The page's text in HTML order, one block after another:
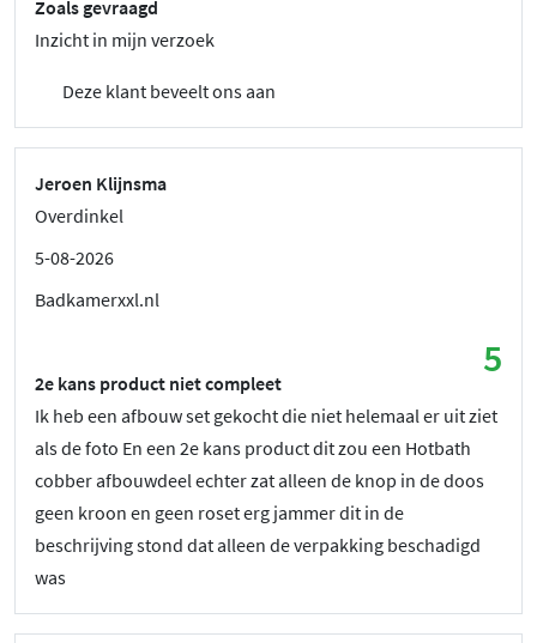
Zoals gevraagd
Inzicht in mijn verzoek
Deze klant beveelt ons aan
Jeroen Klijnsma
Overdinkel
5-08-2026
Badkamerxxl.nl
5
2e kans product niet compleet
Ik heb een afbouw set gekocht die niet helemaal er uit ziet
als de foto En een 2e kans product dit zou een Hotbath
cobber afbouwdeel echter zat alleen de knop in de doos
geen kroon en geen roset erg jammer dit in de
beschrijving stond dat alleen de verpakking beschadigd
was